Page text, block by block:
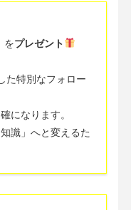
をプレゼント
た特別なフォロー
になります。
識」へと変えるた